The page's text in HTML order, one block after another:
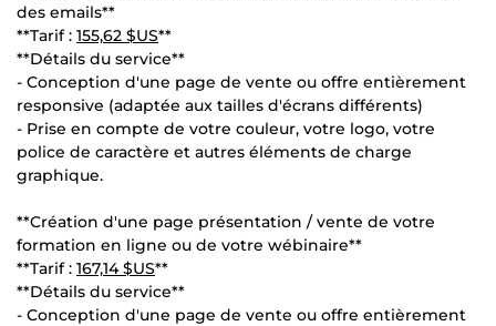
des emails**
**Tarif : 155,62 $US**
**Détails du service**
- Conception d'une page de vente ou offre entièrement
responsive (adaptée aux tailles d'écrans différents)
- Prise en compte de votre couleur, votre logo, votre
police de caractère et autres éléments de charge
graphique.
**Création d'une page présentation / vente de votre
formation en ligne ou de votre wébinaire**
**Tarif : 167,14 $US**
**Détails du service**
- Conception d'une page de vente ou offre entièrement